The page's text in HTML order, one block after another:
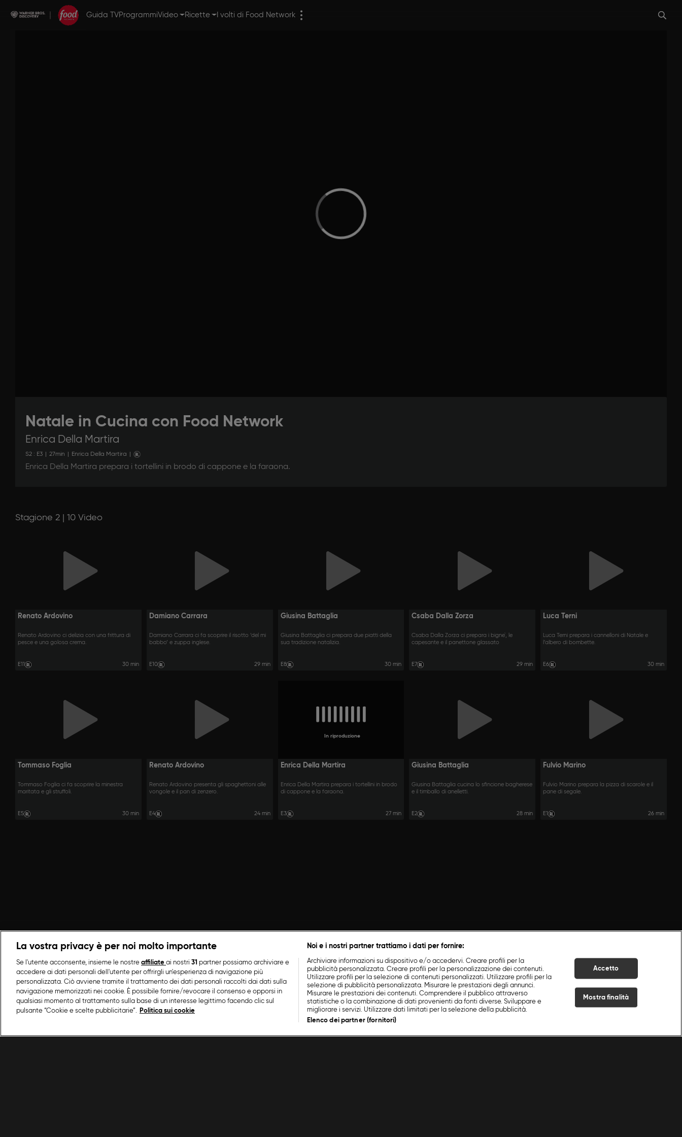
Guida TVProgrammiVideo Ricette I volti di Food Network
Natale in Cucina con Food Network
Enrica Della Martira
S2 : E3 27min Enrica Della Martira
Enrica Della Martira prepara i tortellini in brodo di cappone e la faraona.
Stagione 2 | 10 Video
Renato Ardovino
Renato Ardovino ci delizia con una frittura di
pesce e una golosa crema.
E11 30 min
Damiano Carrara
Damiano Carrara ci fa scoprire il risotto ‘del mi
babbo’ e zuppa inglese.
E10 29 min
Giusina Battaglia
Giusina Battaglia ci prepara due piatti della
sua tradizione natalizia.
E8 30 min
Csaba Dalla Zorza
Csaba Dalla Zorza ci prepara i bigne`, le
capesante e il panettone glassato
E7 29 min
Luca Terni
Luca Terni prepara i cannelloni di Natale e
l’albero di bombette.
E6 30 min
Tommaso Foglia
Tommaso Foglia ci fa scoprire la minestra
maritata e gli struffoli.
E5 30 min
Renato Ardovino
Renato Ardovino presenta gli spaghettoni alle
vongole e il pan di zenzero.
E4 24 min
In riproduzione
Enrica Della Martira
Enrica Della Martira prepara i tortellini in brodo
di cappone e la faraona.
E3 27 min
Giusina Battaglia
Giusina Battaglia cucina lo sfincione bagherese
e il timballo di anelletti.
E2 28 min
Fulvio Marino
Fulvio Marino prepara la pizza di scarole e il
pane di segale.
E1 26 min
La vostra privacy è per noi molto importante
Se l'utente acconsente, insieme le nostre affiliate ai nostri 31 partner possiamo archiviare e
accedere ai dati personali dell'utente per offrirgli un'esperienza di navigazione più
personalizzata. Ciò avviene tramite il trattamento dei dati personali raccolti dai dati sulla
navigazione memorizzati nei cookie. È possibile fornire/revocare il consenso e opporsi in
qualsiasi momento al trattamento sulla base di un interesse legittimo facendo clic sul
pulsante “Cookie e scelte pubblicitarie”.
Politica sui cookie
Noi e i nostri partner trattiamo i dati per fornire:
Archiviare informazioni su dispositivo e/o accedervi. Creare profili per la
pubblicità personalizzata. Creare profili per la personalizzazione dei contenuti.
Utilizzare profili per la selezione di contenuti personalizzati. Utilizzare profili per la
selezione di pubblicità personalizzata. Misurare le prestazioni degli annunci.
Misurare le prestazioni dei contenuti. Comprendere il pubblico attraverso
statistiche o la combinazione di dati provenienti da fonti diverse. Sviluppare e
migliorare i servizi. Utilizzare dati limitati per la selezione della pubblicità.
Elenco dei partner (fornitori)
Accetto
Mostra finalità